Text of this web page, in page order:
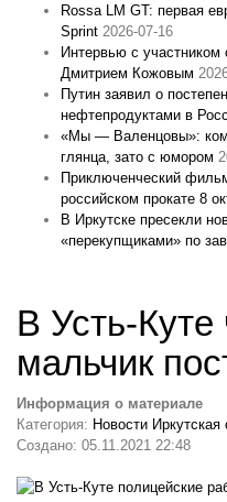
Rossa LM GT: первая
Sprint 2026-07-16
Интервью с участником
Дмитрием Кожовым
Путин заявил о
нефтепродуктами в
«Мы — Валенцовы»:
глянца, зато с юмором
Приключенческий
российском прокате 8
В Иркутске пресекли
«перекупщиками» по
В Усть-Куте
мальчик
Информация о материале
Категория: Новости Иркутская
Создано: 05.11.2021 22:48